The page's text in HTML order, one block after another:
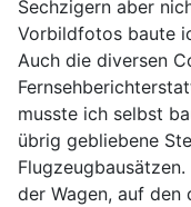
Sechzigern aber
Vorbildfotos baute
Auch die diversen
musste ich selbst
übrig gebliebene
der Wagen, auf den